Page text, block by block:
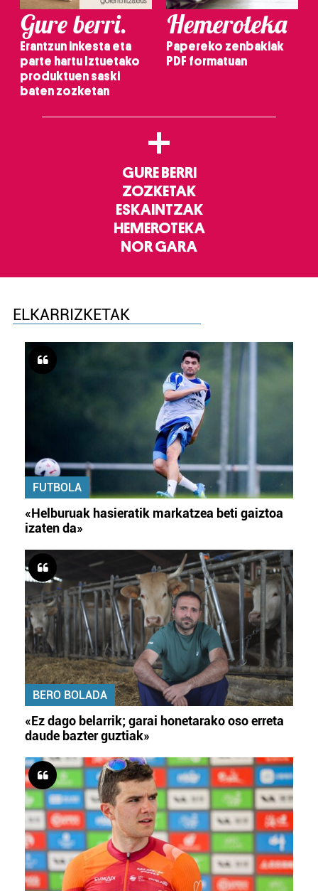
Gure berri.
Erantzun inkesta eta
parte hartu Iztuetako
produktuen saski
baten zozketan
Hemeroteka
Papereko zenbakiak
PDF formatuan
+
GURE BERRI
ZOZKETAK
ESKAINTZAK
HEMEROTEKA
NOR GARA
ELKARRIZKETAK
FUTBOLA
«Helburuak hasieratik markatzea beti gaiztoa
izaten da»
BERO BOLADA
«Ez dago belarrik; garai honetarako oso erreta
daude bazter guztiak»